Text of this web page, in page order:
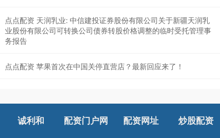
点点配资 天润乳业: 中信建投证券股份有限公司关于新疆天润乳
业股份有限公司可转换公司债券转股价格调整的临时受托管理事
务报告
点点配资 苹果首次在中国关停直营店？最新回应来了！
诚利和 配资门户网 配资网址 炒股配资